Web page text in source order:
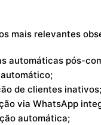
mais relevantes
automáticas pós-
de clientes inativos;
via WhatsApp
automática;